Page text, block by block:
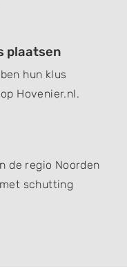
plaatsen
hun klus
Hovenier.nl.
de regio Noorden
schutting